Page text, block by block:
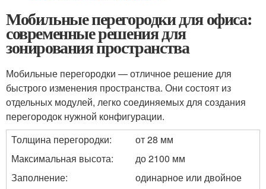
Мобильные перегородки для офиса:
современные решения для
зонирования пространства
Мобильные перегородки — отличное решение для
быстрого изменения пространства. Они состоят из
отдельных модулей, легко соединяемых для создания
перегородок нужной конфигурации.
Толщина перегородки:
от 28 мм
Максимальная высота:
до 2100 мм
Заполнение:
одинарное или двойное